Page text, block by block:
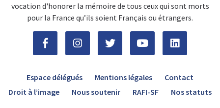
vocation d'honorer la mémoire de tous ceux qui sont morts
pour la France qu’ils soient Français ou étrangers.
Espace délégués Mentions légales
Contact
Droit à l’image
Nous soutenir RAFI-SF Nos statuts